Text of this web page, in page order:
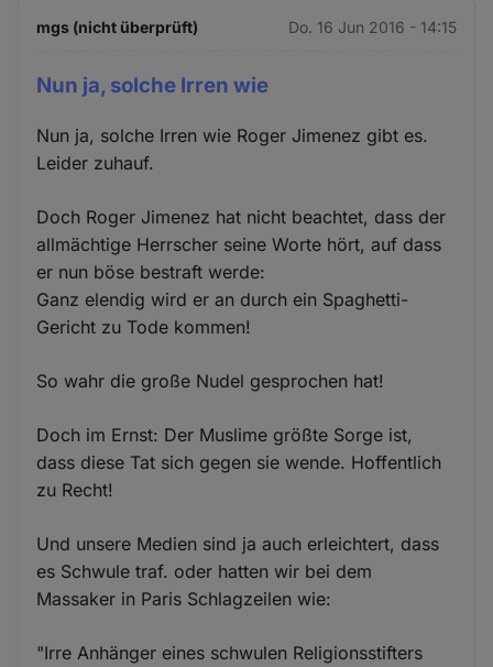
mgs (nicht überprüft) Do. 16 Jun 2016 - 14:15
Nun ja, solche Irren wie
Nun ja, solche Irren wie Roger Jimenez gibt es.
Leider zuhauf.
Doch Roger Jimenez hat nicht beachtet, dass der
allmächtige Herrscher seine Worte hört, auf dass
er nun böse bestraft werde:
Ganz elendig wird er an durch ein Spaghetti-
Gericht zu Tode kommen!
So wahr die große Nudel gesprochen hat!
Doch im Ernst: Der Muslime größte Sorge ist,
dass diese Tat sich gegen sie wende. Hoffentlich
zu Recht!
Und unsere Medien sind ja auch erleichtert, dass
es Schwule traf. oder hatten wir bei dem
Massaker in Paris Schlagzeilen wie:
"Irre Anhänger eines schwulen Religionsstifters